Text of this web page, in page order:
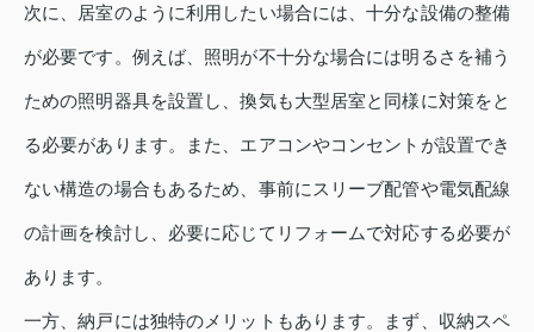
次に、居室のように利用したい場合には、十分な設備の整備
が必要です。例えば、照明が不十分な場合には明るさを補う
ための照明器具を設置し、換気も大型居室と同様に対策をと
る必要があります。また、エアコンやコンセントが設置でき
ない構造の場合もあるため、事前にスリーブ配管や電気配線
の計画を検討し、必要に応じてリフォームで対応する必要が
あります。
一方、納戸には独特のメリットもあります。まず、収納スペ